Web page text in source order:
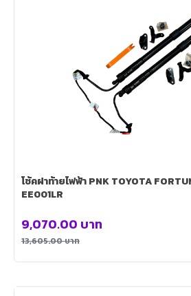
โช้คฝาท้ายไฟฟ้า PNK TOYOTA
EE001LR
13,605.00บาท
9,070.00 บาท